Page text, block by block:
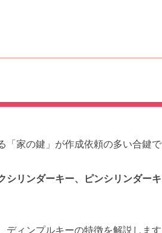
家の鍵」が作成依頼の多い合鍵で
シリンダーキー、ピンシリンダー
ィンプルキーの特徴を解説します